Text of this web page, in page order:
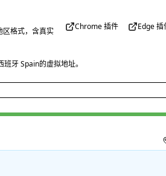
区格式，含真实
Chrome 插件 Edge 插
班牙 Spain的虚拟地址。